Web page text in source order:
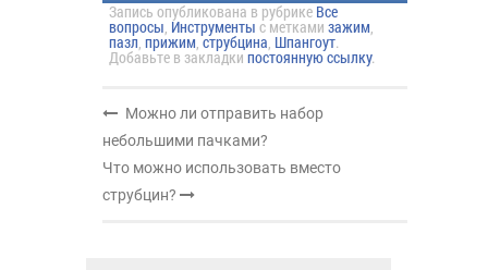
Запись опубликована в рубрике Все
вопросы Инструменты с метками зажим
пазл прижим ,струбцина Шпангоут.
Добавьте в закладки постоянную ссылку.
Можно ли отправить набор
небольшими пачками?
Что можно использовать вместо
струбцин?